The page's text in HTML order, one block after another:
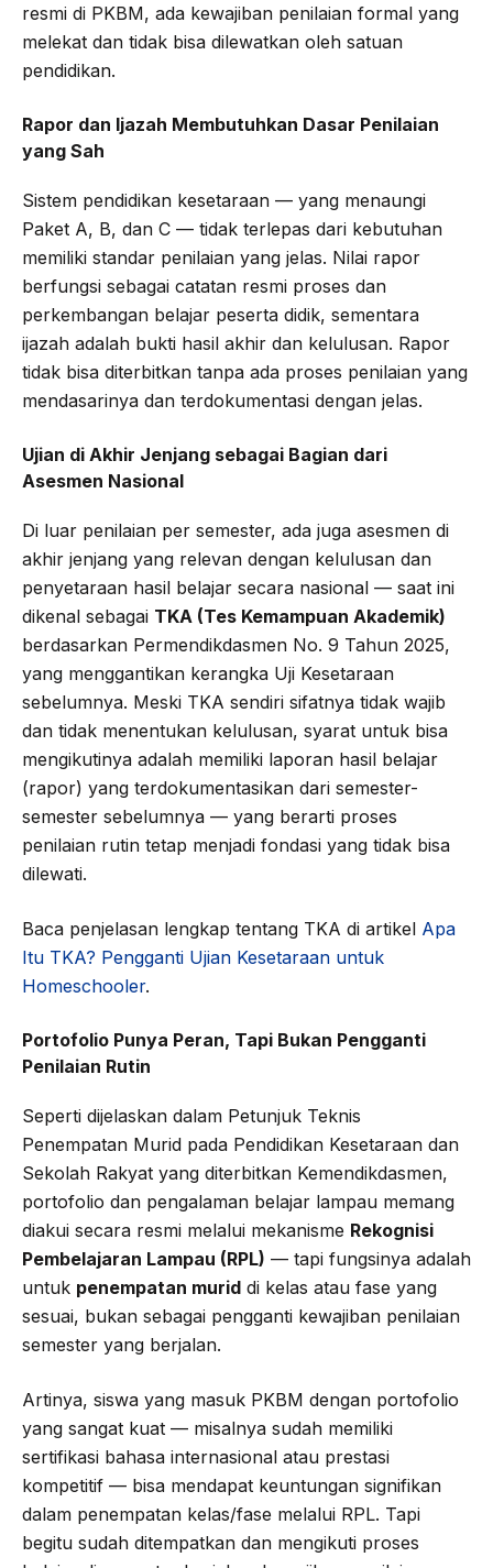
resmi di PKBM, ada kewajiban penilaian formal yang
melekat dan tidak bisa dilewatkan oleh satuan
pendidikan.
Rapor dan Ijazah Membutuhkan Dasar Penilaian
yang Sah
Sistem pendidikan kesetaraan — yang menaungi
Paket A, B, dan C — tidak terlepas dari kebutuhan
memiliki standar penilaian yang jelas. Nilai rapor
berfungsi sebagai catatan resmi proses dan
perkembangan belajar peserta didik, sementara
ijazah adalah bukti hasil akhir dan kelulusan. Rapor
tidak bisa diterbitkan tanpa ada proses penilaian yang
mendasarinya dan terdokumentasi dengan jelas.
Ujian di Akhir Jenjang sebagai Bagian dari
Asesmen Nasional
Di luar penilaian per semester, ada juga asesmen di
akhir jenjang yang relevan dengan kelulusan dan
penyetaraan hasil belajar secara nasional — saat ini
dikenal sebagai TKA (Tes Kemampuan Akademik)
berdasarkan Permendikdasmen No. 9 Tahun 2025,
yang menggantikan kerangka Uji Kesetaraan
sebelumnya. Meski TKA sendiri sifatnya tidak wajib
dan tidak menentukan kelulusan, syarat untuk bisa
mengikutinya adalah memiliki laporan hasil belajar
(rapor) yang terdokumentasikan dari semester-
semester sebelumnya — yang berarti proses
penilaian rutin tetap menjadi fondasi yang tidak bisa
dilewati.
Baca penjelasan lengkap tentang TKA di artikel Apa
Itu TKA? Pengganti Ujian Kesetaraan untuk
Homeschooler.
Portofolio Punya Peran, Tapi Bukan Pengganti
Penilaian Rutin
Seperti dijelaskan dalam Petunjuk Teknis
Penempatan Murid pada Pendidikan Kesetaraan dan
Sekolah Rakyat yang diterbitkan Kemendikdasmen,
portofolio dan pengalaman belajar lampau memang
diakui secara resmi melalui mekanisme Rekognisi
Pembelajaran Lampau (RPL) — tapi fungsinya adalah
untuk penempatan murid di kelas atau fase yang
sesuai, bukan sebagai pengganti kewajiban penilaian
semester yang berjalan.
Artinya, siswa yang masuk PKBM dengan portofolio
yang sangat kuat — misalnya sudah memiliki
sertifikasi bahasa internasional atau prestasi
kompetitif — bisa mendapat keuntungan signifikan
dalam penempatan kelas/fase melalui RPL. Tapi
begitu sudah ditempatkan dan mengikuti proses